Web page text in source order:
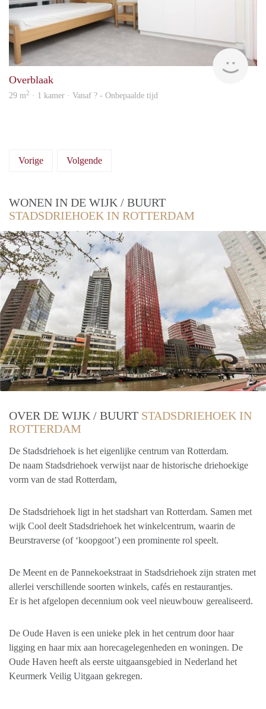
Overblaak
29 m2 · 1 kamer · Vanaf ? - Onbepaalde tijd
Vorige Volgende
WONEN IN DE WIJK / BUURT
STADSDRIEHOEK IN ROTTERDAM
OVER DE WIJK / BUURT STADSDRIEHOEK IN
ROTTERDAM
De Stadsdriehoek is het eigenlijke centrum van Rotterdam.
De naam Stadsdriehoek verwijst naar de historische driehoekige
vorm van de stad Rotterdam,
De Stadsdriehoek ligt in het stadshart van Rotterdam. Samen met
wijk Cool deelt Stadsdriehoek het winkelcentrum, waarin de
Beurstraverse (of ‘koopgoot’) een prominente rol speelt.
De Meent en de Pannekoekstraat in Stadsdriehoek zijn straten met
allerlei verschillende soorten winkels, cafés en restaurantjes.
Er is het afgelopen decennium ook veel nieuwbouw gerealiseerd.
De Oude Haven is een unieke plek in het centrum door haar
ligging en haar mix aan horecagelegenheden en woningen. De
Oude Haven heeft als eerste uitgaansgebied in Nederland het
Keurmerk Veilig Uitgaan gekregen.